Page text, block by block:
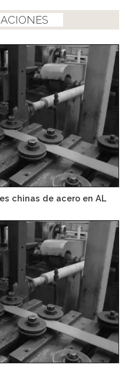
chinas de acero en AL